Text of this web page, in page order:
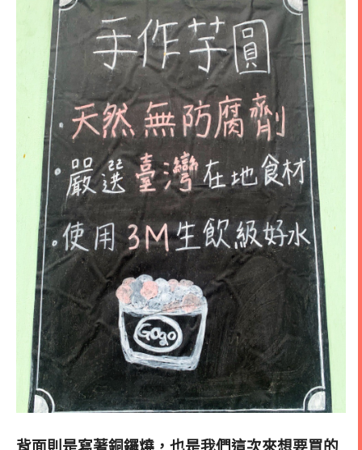
背面則是寫著銅鑼燒，也是我們這次來想要買的